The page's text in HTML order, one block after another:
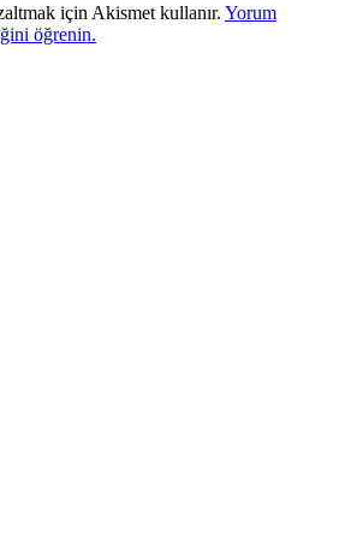
için Akismet kullanır. Yorum
öğrenin.